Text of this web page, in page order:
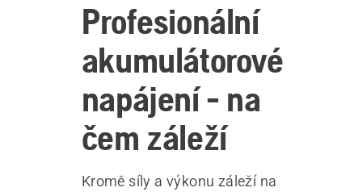
Profesionální
akumulátorové
napájení - na
čem záleží
Kromě síly a výkonu záleží na